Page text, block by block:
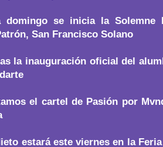
domingo se inicia la
San Francisco Solano
la inauguración oficial del
el cartel de Pasión por
estará este viernes en la